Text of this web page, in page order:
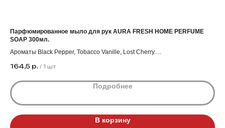
Парфюмированное мыло для рук AURA FRESH HOME PERFUME
SOAP 300мл.
Ароматы Black Pepper, Tobacco Vanille, Lost Cherry.
Цена действует при заказе от 5000₽.
164,5 р. / 1 шт
Подробнее
В корзину